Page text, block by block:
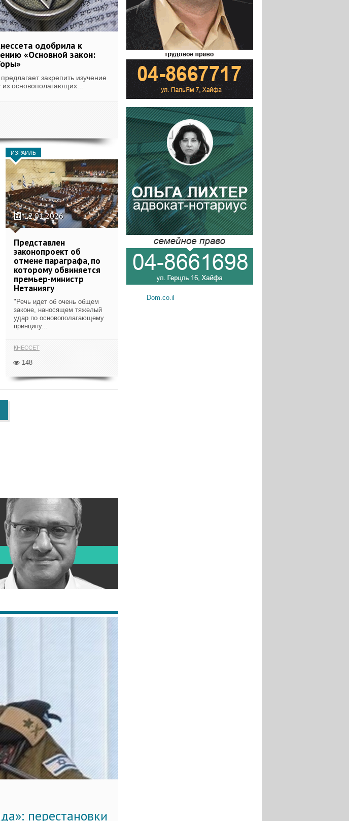
одобрила к
«Основной закон:
закрепить изучение
основополагающих...
ИЗРАИЛЬ
12.01.2026
Представлен
законопроект об
отмене параграфа, по
которому обвиняется
премьер-министр
Нетаниягу
"Речь идет об очень общем
законе, наносящем тяжелый
удар по основополагающему
принципу...
КНЕССЕТ
148
перестановки
Dom.co.il